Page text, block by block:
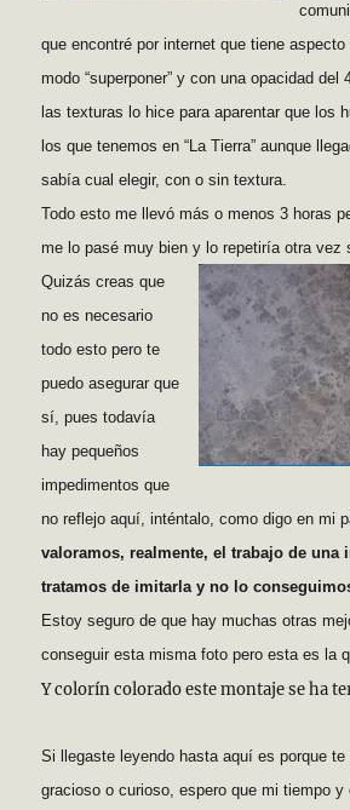
que encontré por internet que tiene
modo “superponer” y con una opacidad del
las texturas lo hice para aparentar que los
los que tenemos en “La Tierra” aunque
sabía cual elegir, con o sin textura.
Todo esto me llevó más o menos 3 horas
me lo pasé muy bien y lo repetiría otra vez
Quizás creas que
no es necesario
todo esto pero te
puedo asegurar que
sí, pues todavía
hay pequeños
impedimentos que
no reflejo aquí, inténtalo, como digo en mi
valoramos, realmente, el trabajo de una
tratamos de imitarla y no lo
Estoy seguro de que hay muchas otras
conseguir esta misma foto pero esta es la
Y colorín colorado este montaje se ha
Si llegaste leyendo hasta aquí es porque te
gracioso o curioso, espero que mi tiempo y